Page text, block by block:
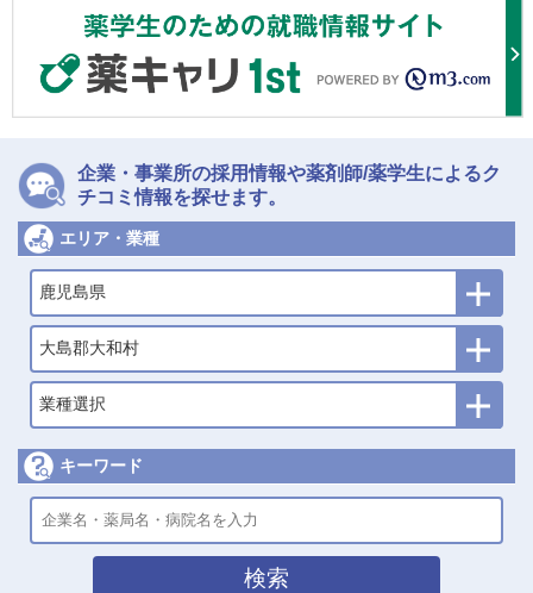
企業・事業所の採用情報や薬剤師/薬学生によるク
チコミ情報を探せます。
エリア・業種
鹿児島県
大島郡大和村
業種選択
キーワード
検索